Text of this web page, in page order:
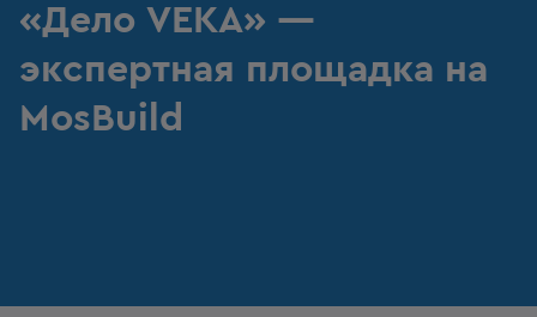
«Дело VEKA» —
экспертная площадка на
MosBuild